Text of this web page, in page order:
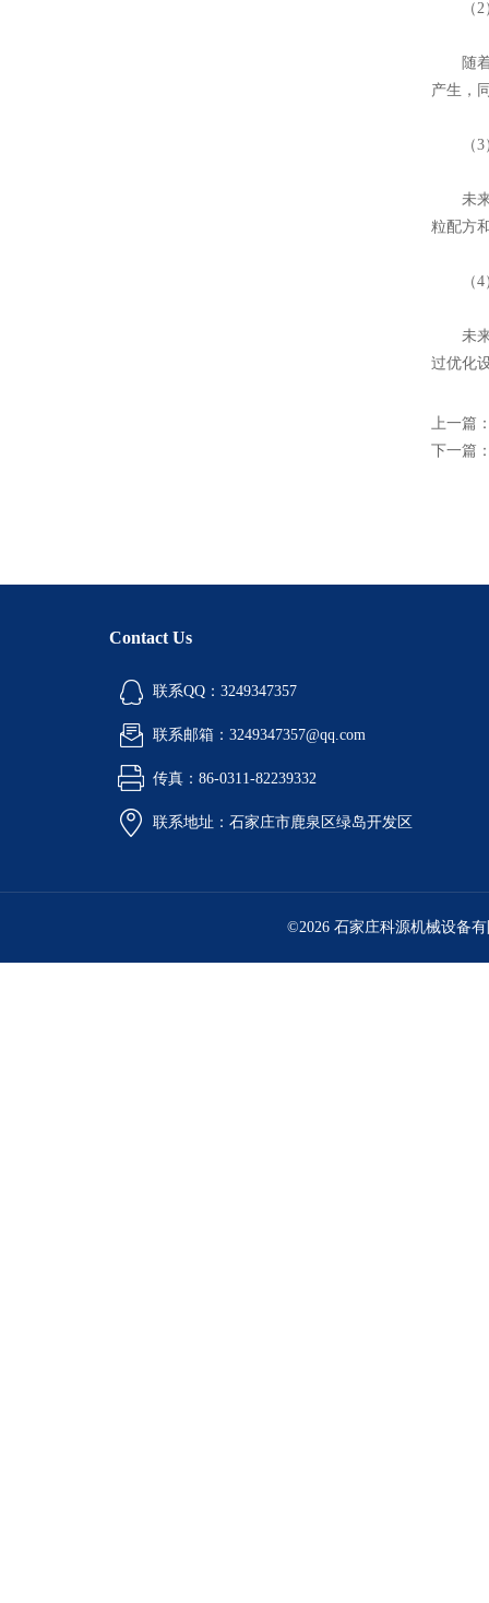
（2）
随着
产生，
（3）
未来
粒配方
（4）
未来
过优化
上一篇
下一篇
Contact Us
联系QQ：3249347357
联系邮箱：3249347357@qq.com
传真：86-0311-82239332
联系地址：石家庄市鹿泉区绿岛开发区
©2026 石家庄科源机械设备